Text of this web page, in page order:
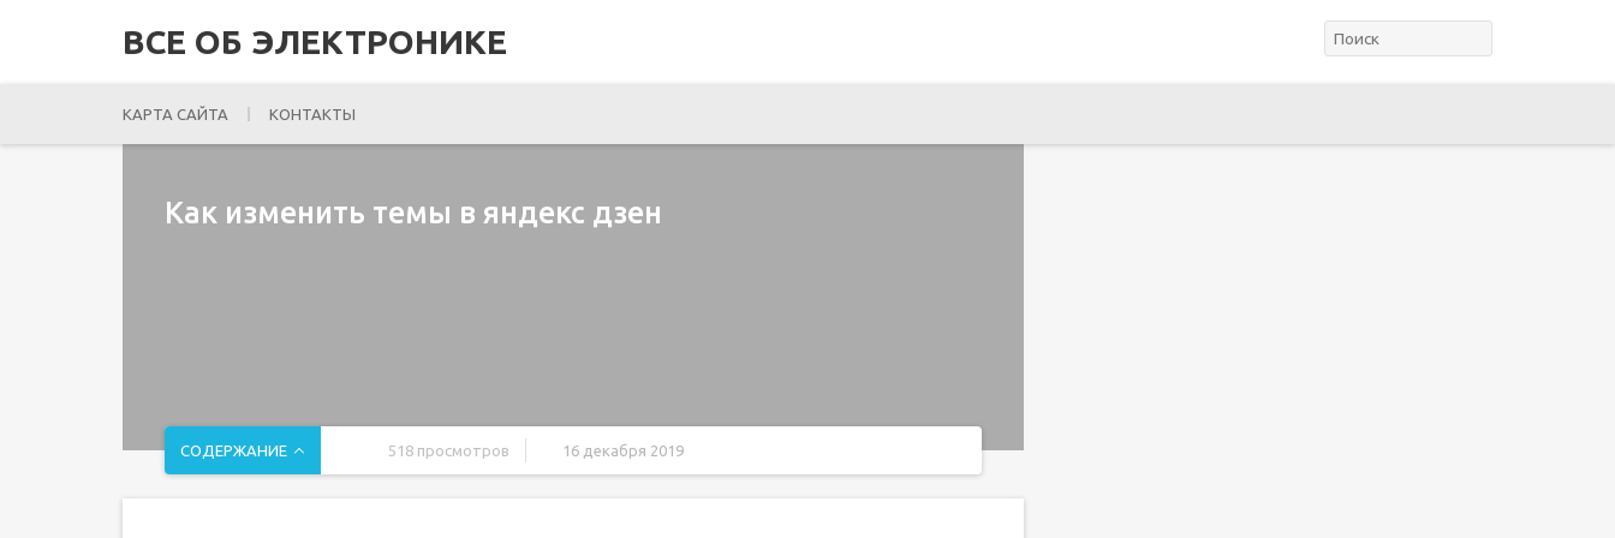
ВСЕ ОБ ЭЛЕКТРОНИКЕ
КАРТА САЙТА КОНТАКТЫ
Как изменить темы в яндекс дзен
СОДЕРЖАНИЕ 518 просмотров 16 декабря 2019